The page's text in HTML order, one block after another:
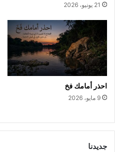
21 يونيو، 2026
احذر أمامك فخ
9 مايو، 2026
جديدنا